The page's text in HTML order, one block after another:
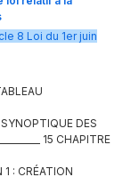
8 Loi du 1er juin
TABLEAU
SYNOPTIQUE DES
15 CHAPITRE
1 : CRÉATION